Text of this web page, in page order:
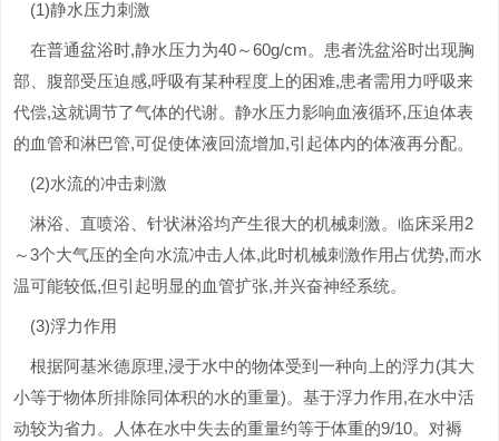
(1)静水压力刺激
在普通盆浴时,静水压力为40～60g/cm。患者洗盆浴时出现胸
部、腹部受压迫感,呼吸有某种程度上的困难,患者需用力呼吸来
代偿,这就调节了气体的代谢。静水压力影响血液循环,压迫体表
的血管和淋巴管,可促使体液回流增加,引起体内的体液再分配。
(2)水流的冲击刺激
淋浴、直喷浴、针状淋浴均产生很大的机械刺激。临床采用2
～3个大气压的全向水流冲击人体,此时机械刺激作用占优势,而水
温可能较低,但引起明显的血管扩张,并兴奋神经系统。
(3)浮力作用
根据阿基米德原理,浸于水中的物体受到一种向上的浮力(其大
小等于物体所排除同体积的水的重量)。基于浮力作用,在水中活
动较为省力。人体在水中失去的重量约等于体重的9/10。对褥